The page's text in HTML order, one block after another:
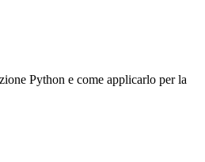
Python e come applicarlo per la